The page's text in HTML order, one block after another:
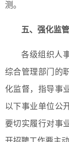
测。
五、 强化监
各级组织人
综合管理部门的
化监督，指导事
以下事业单位公
要切实履行对事